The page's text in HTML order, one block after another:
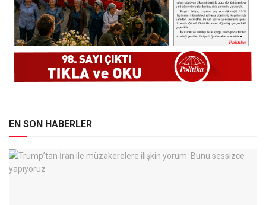
EN SON HABERLER